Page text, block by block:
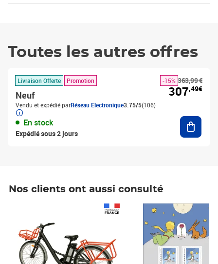
Toutes les autres offres
Livraison Offerte Promotion
Neuf
Vendu et expédié parRéseau Electronique3.75/5(106)
En stock
Expédié sous 2 jours
363,99 €
-15%
307,49€
Nos clients ont aussi consulté
Prix 7,50€